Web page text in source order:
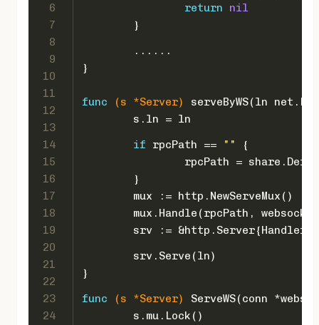
6
7
8
9
10
11
12
13
14
15
16
17
18
19
20
21
22
23
24
return
nil
	}
	......
}
func (s *Server)
serveByWS(ln
	s.ln = ln
if rpcPath == ""
{
rpcPath =
	}
	mux := http.NewServeMux()
mux.Handle(rpcPath,
srv := &http.Server{Handler:
	srv.Serve(ln)
}
func
(s *Server)
ServeWS(conn
	s.mu.Lock()